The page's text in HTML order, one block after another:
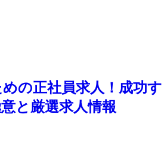
の正社員求人！成功す
と厳選求人情報